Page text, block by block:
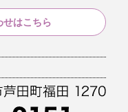
せはこちら